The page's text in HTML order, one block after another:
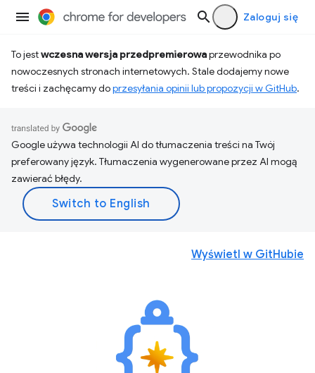
Zaloguj się
To jestwczesna wersja przedpremierowaprzewodnika po
nowoczesnych stronach internetowych. Stale dodajemy nowe
treści i zachęcamy doprzesyłania opinii lub propozycji w GitHub.
Google używa technologii AI do tłumaczenia treści na Twój
preferowany język. Tłumaczenia wygenerowane przez AI mogą
zawierać błędy.
Wyświetl w GitHubie